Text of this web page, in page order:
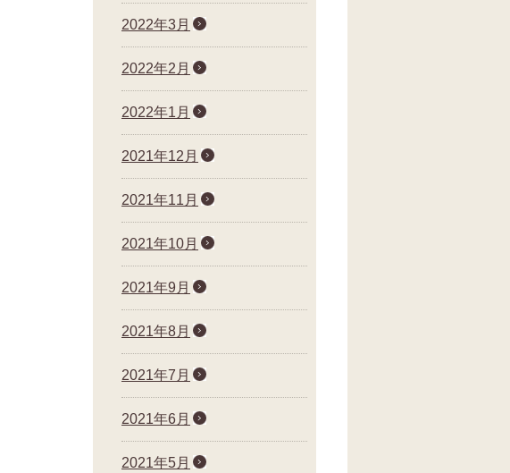
2022年3月
2022年2月
2022年1月
2021年12月
2021年11月
2021年10月
2021年9月
2021年8月
2021年7月
2021年6月
2021年5月